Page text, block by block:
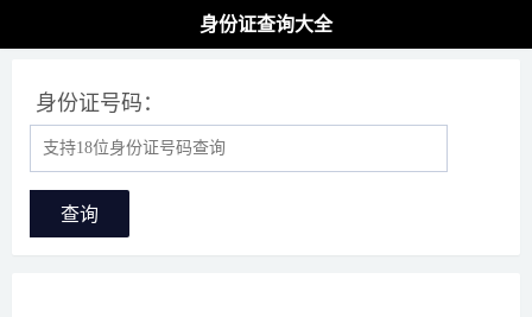
身份证查询大全
身份证号码：
查询